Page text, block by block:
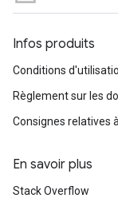
Infos produits
Conditions
Règlement sur les
Consignes relatives
En savoir plus
Stack Overflow